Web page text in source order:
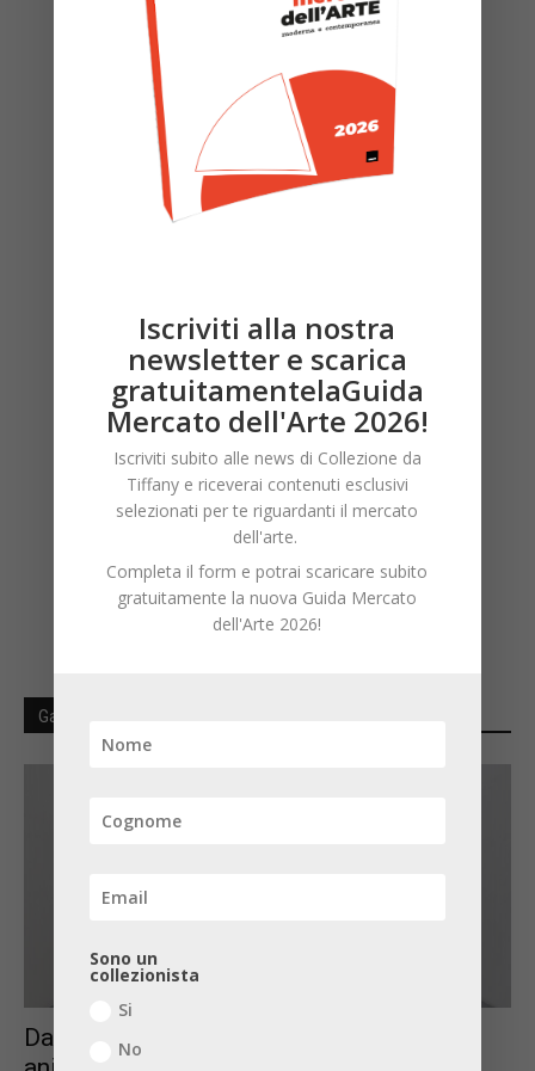
Read more
Collezionare è desiderare l’arte
nel proprio quotidiano
Salvatore Ditaranto - Maggio 30, 2026
Massimo Giorgetti, il fondatore del brand di moda
MSGM, sta preparando le sue prossime collezioni
uomo e donna ma non ha rinunciato a questo...
Read more
Gallerie d'arte
Dallo Spazio Nea all’Ex Lanificio: le tre
Iscriviti alla nostra
newsletter e scarica
gratuitamentelaGuida
Mercato dell'Arte 2026!
Iscriviti subito alle news di Collezione da
Tiffany e riceverai contenuti esclusivi
selezionati per te riguardanti il mercato
dell'arte.
Completa il form e potrai scaricare subito
gratuitamente la nuova Guida Mercato
dell'Arte 2026!
Sono un
collezionista
Si
No